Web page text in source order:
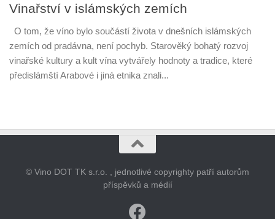
Vinařství v islámských zemích
O tom, že víno bylo součástí života v dnešních islámských
zemích od pradávna, není pochyb. Starověký bohatý rozvoj
vinařské kultury a kult vína vytvářely hodnoty a tradice, které
předislámští Arabové i jiná etnika znali...
© Vino DOT TK s.r.o. , jednotlivé copyrighty patří autorům
příspěvků a médií